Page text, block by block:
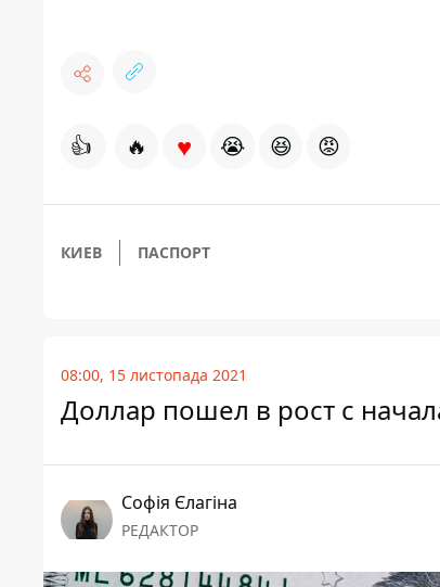
👍 🔥 ♥ 😭 😆 😡
КИЕВ ПАСПОРТ
08:00, 15 листопада 2021
Доллар пошел в рост с
Софія Єлагіна
РЕДАКТОР